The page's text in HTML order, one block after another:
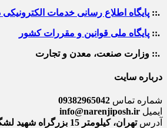
.:: پایگاه اطلاع رسانی خدمات
.:: پایگاه ملی قوانین و مقررات کشور
.:: وزارت صنعت، معدن و تجارت
درباره سایت
شماره تماس 09382965042
ایمیل info@narenjiposh.ir
آدرس
تهران، کیلومتر 15